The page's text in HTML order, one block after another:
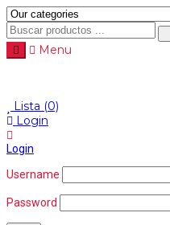
Menu
Lista (0)
Login
Login
Username
Password